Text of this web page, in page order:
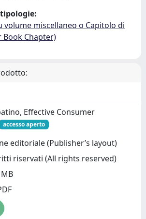
volume miscellaneo o Capitolo di
Book Chapter)
Effective Consumer
accesso aperto
editoriale (Publisher’s layout)
riservati (All rights reserved)